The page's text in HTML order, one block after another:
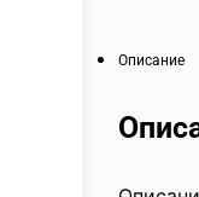
Описание